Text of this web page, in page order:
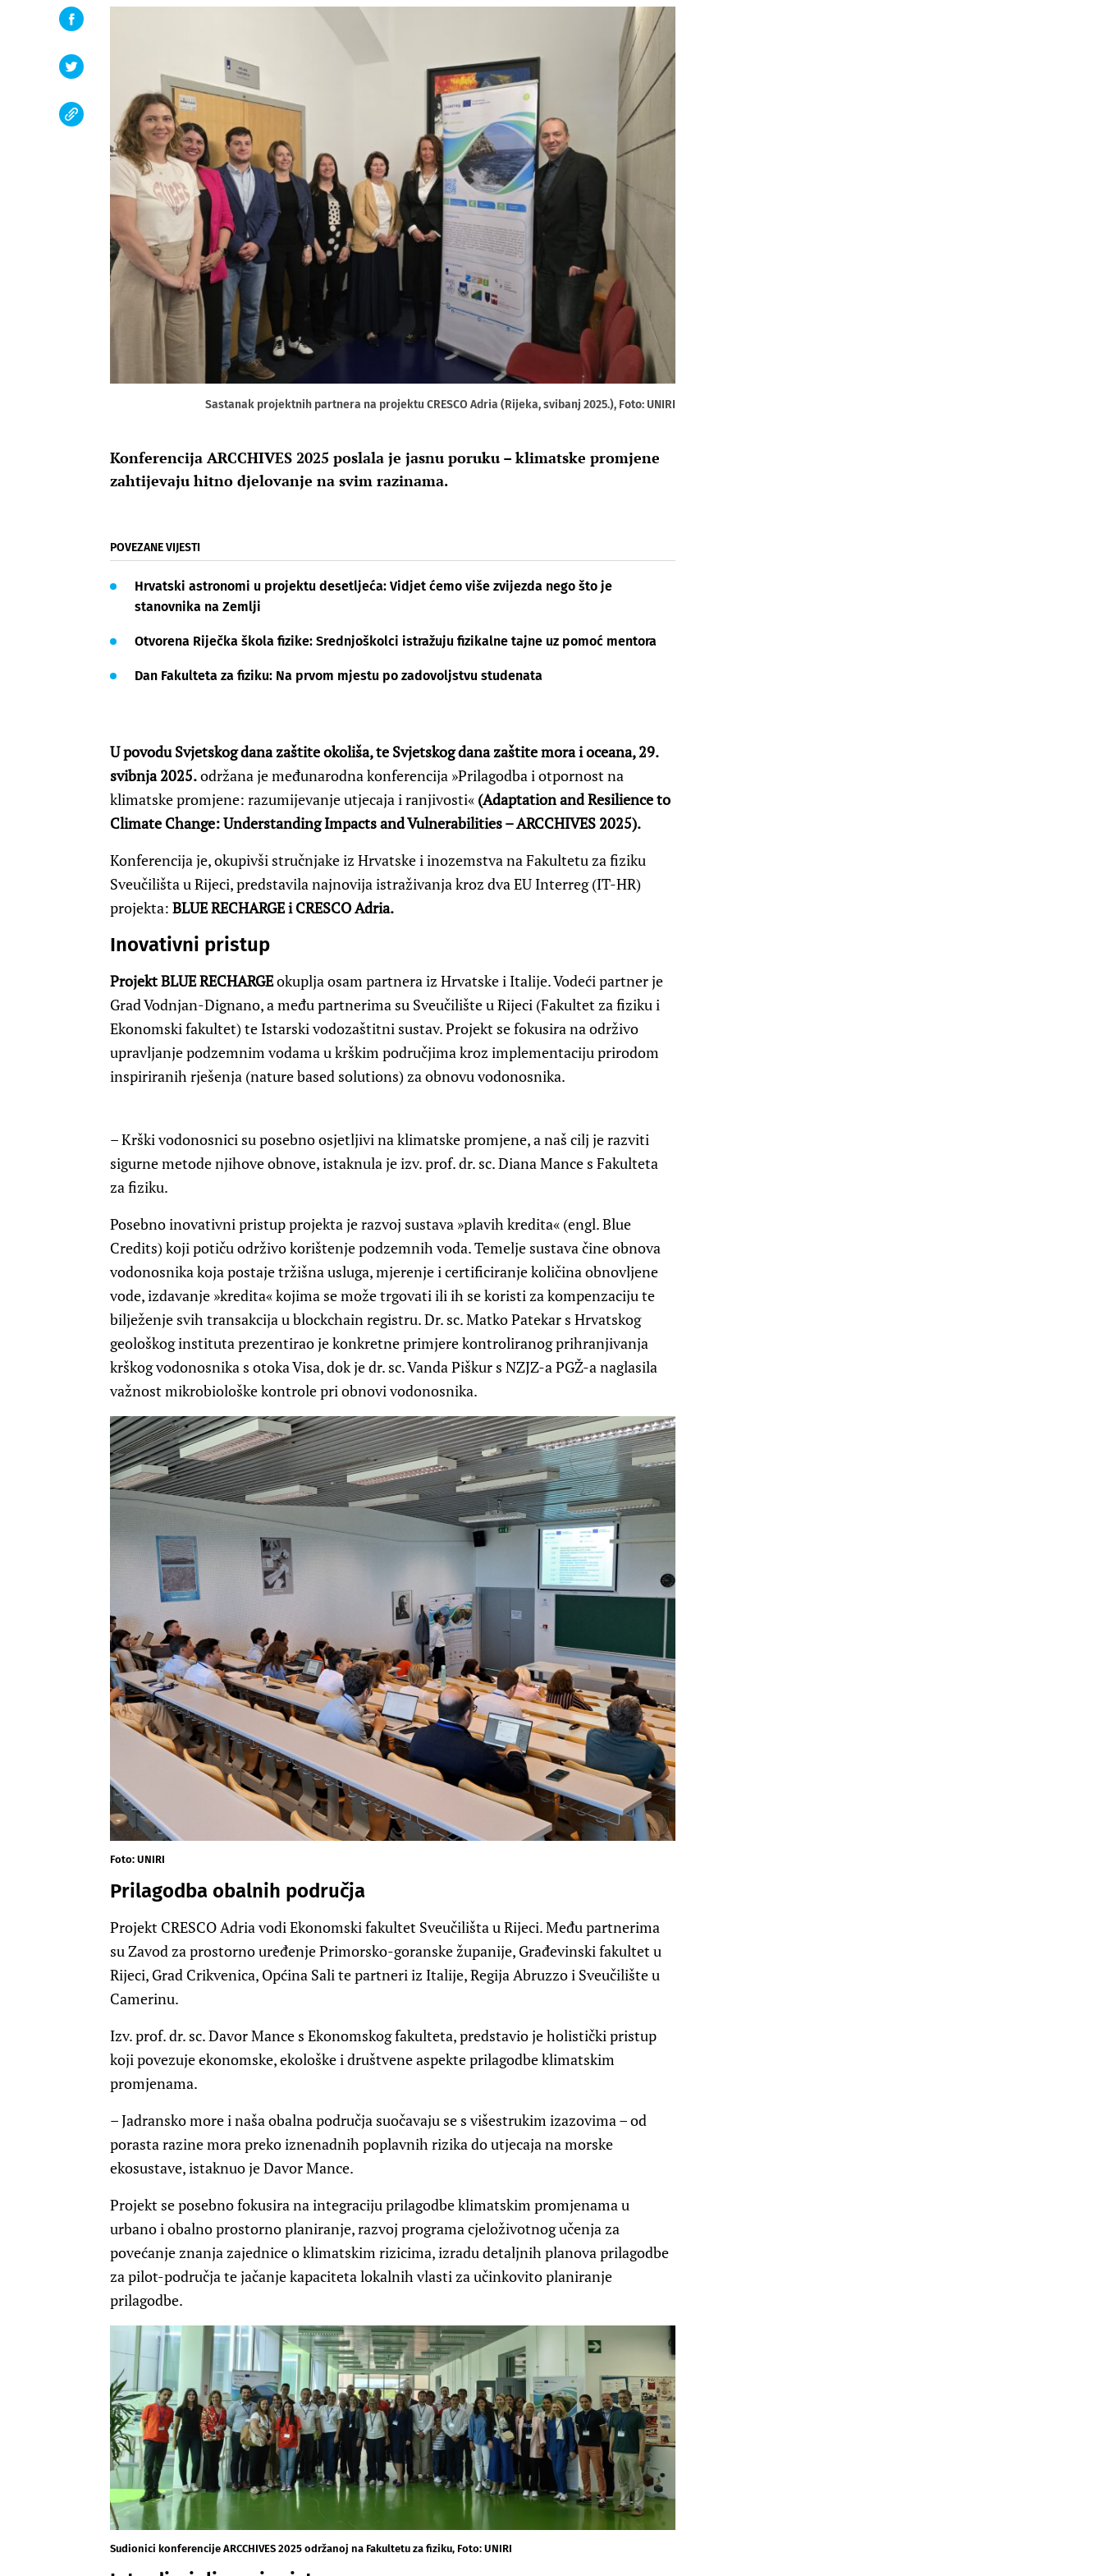
Sastanak projektnih partnera na projektu CRESCO Adria (Rijeka, svibanj 2025.), Foto: UNIRI
Konferencija ARCCHIVES 2025 poslala je jasnu poruku – klimatske promjene
zahtijevaju hitno djelovanje na svim razinama.
POVEZANE VIJESTI
Hrvatski astronomi u projektu desetljeća: Vidjet ćemo više zvijezda nego što je
stanovnika na Zemlji
Otvorena Riječka škola fizike: Srednjoškolci istražuju fizikalne tajne uz pomoć mentora
Dan Fakulteta za fiziku: Na prvom mjestu po zadovoljstvu studenata
U povodu Svjetskog dana zaštite okoliša, te Svjetskog dana zaštite mora i oceana, 29.
svibnja 2025.održana je međunarodna konferencija »Prilagodba i otpornost na
klimatske promjene: razumijevanje utjecaja i ranjivosti« (Adaptation and Resilience to
Climate Change: Understanding Impacts and Vulnerabilities – ARCCHIVES 2025).
Konferencija je, okupivši stručnjake iz Hrvatske i inozemstva na Fakultetu za fiziku
Sveučilišta u Rijeci, predstavila najnovija istraživanja kroz dva EU Interreg (IT-HR)
projekta: BLUE RECHARGE i CRESCO Adria.
Inovativni pristup
Projekt BLUE RECHARGEokuplja osam partnera iz Hrvatske i Italije. Vodeći partner je
Grad Vodnjan-Dignano, a među partnerima su Sveučilište u Rijeci (Fakultet za fiziku i
Ekonomski fakultet) te Istarski vodozaštitni sustav. Projekt se fokusira na održivo
upravljanje podzemnim vodama u krškim područjima kroz implementaciju prirodom
inspiriranih rješenja (nature based solutions) za obnovu vodonosnika.
– Krški vodonosnici su posebno osjetljivi na klimatske promjene, a naš cilj je razviti
sigurne metode njihove obnove, istaknula je izv. prof. dr. sc. Diana Mance s Fakulteta
za fiziku.
Posebno inovativni pristup projekta je razvoj sustava »plavih kredita« (engl. Blue
Credits) koji potiču održivo korištenje podzemnih voda. Temelje sustava čine obnova
vodonosnika koja postaje tržišna usluga, mjerenje i certificiranje količina obnovljene
vode, izdavanje »kredita« kojima se može trgovati ili ih se koristi za kompenzaciju te
bilježenje svih transakcija u blockchain registru. Dr. sc. Matko Patekar s Hrvatskog
geološkog instituta prezentirao je konkretne primjere kontroliranog prihranjivanja
krškog vodonosnika s otoka Visa, dok je dr. sc. Vanda Piškur s NZJZ-a PGŽ-a naglasila
važnost mikrobiološke kontrole pri obnovi vodonosnika.
Foto: UNIRI
Prilagodba obalnih područja
Projekt CRESCO Adria vodi Ekonomski fakultet Sveučilišta u Rijeci. Među partnerima
su Zavod za prostorno uređenje Primorsko-goranske županije, Građevinski fakultet u
Rijeci, Grad Crikvenica, Općina Sali te partneri iz Italije, Regija Abruzzo i Sveučilište u
Camerinu.
Izv. prof. dr. sc. Davor Mance s Ekonomskog fakulteta, predstavio je holistički pristup
koji povezuje ekonomske, ekološke i društvene aspekte prilagodbe klimatskim
promjenama.
– Jadransko more i naša obalna područja suočavaju se s višestrukim izazovima – od
porasta razine mora preko iznenadnih poplavnih rizika do utjecaja na morske
ekosustave, istaknuo je Davor Mance.
Projekt se posebno fokusira na integraciju prilagodbe klimatskim promjenama u
urbano i obalno prostorno planiranje, razvoj programa cjeloživotnog učenja za
povećanje znanja zajednice o klimatskim rizicima, izradu detaljnih planova prilagodbe
za pilot-područja te jačanje kapaciteta lokalnih vlasti za učinkovito planiranje
prilagodbe.
Sudionici konferencije ARCCHIVES 2025 održanoj na Fakultetu za fiziku, Foto: UNIRI